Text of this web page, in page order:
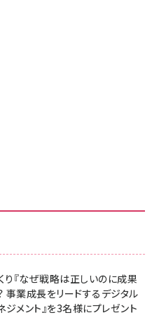
り『なぜ戦略は正しいのに成果
事業成長をリードするデジタル
ジメント』を3名様にプレゼント